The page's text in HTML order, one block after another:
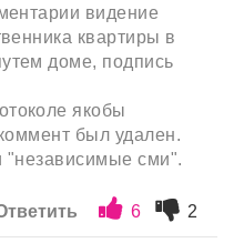
видение
квартиры в
доме, подпись
якобы
был удален.
"независимые сми".
6 2